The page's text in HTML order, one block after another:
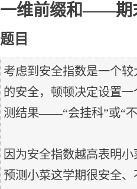
一维前缀和——期
题目
考虑到安全指数是一个
的安全，顿顿决定设置
测结果——“会挂科”或“不
因为安全指数越高表明
预测小菜这学期很安全